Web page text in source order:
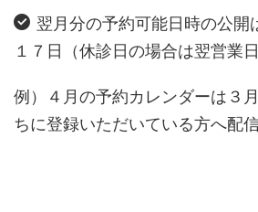
翌月分の予約可能日時の公開
１７日（休診日の場合は翌営業
例）４月の予約カレンダーは３
ちに登録いただいている方へ配